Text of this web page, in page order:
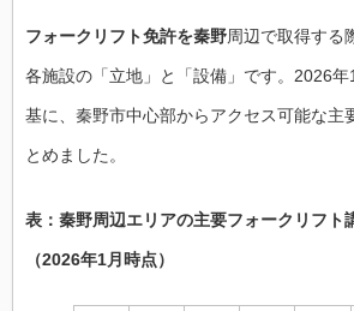
フォークリフト免許を秦野周辺で取得する
各施設の「立地」と「設備」です。2026
基に、秦野市中心部からアクセス可能な主
とめました。
表：秦野周辺エリアの主要フォークリフト
（2026年1月時点）